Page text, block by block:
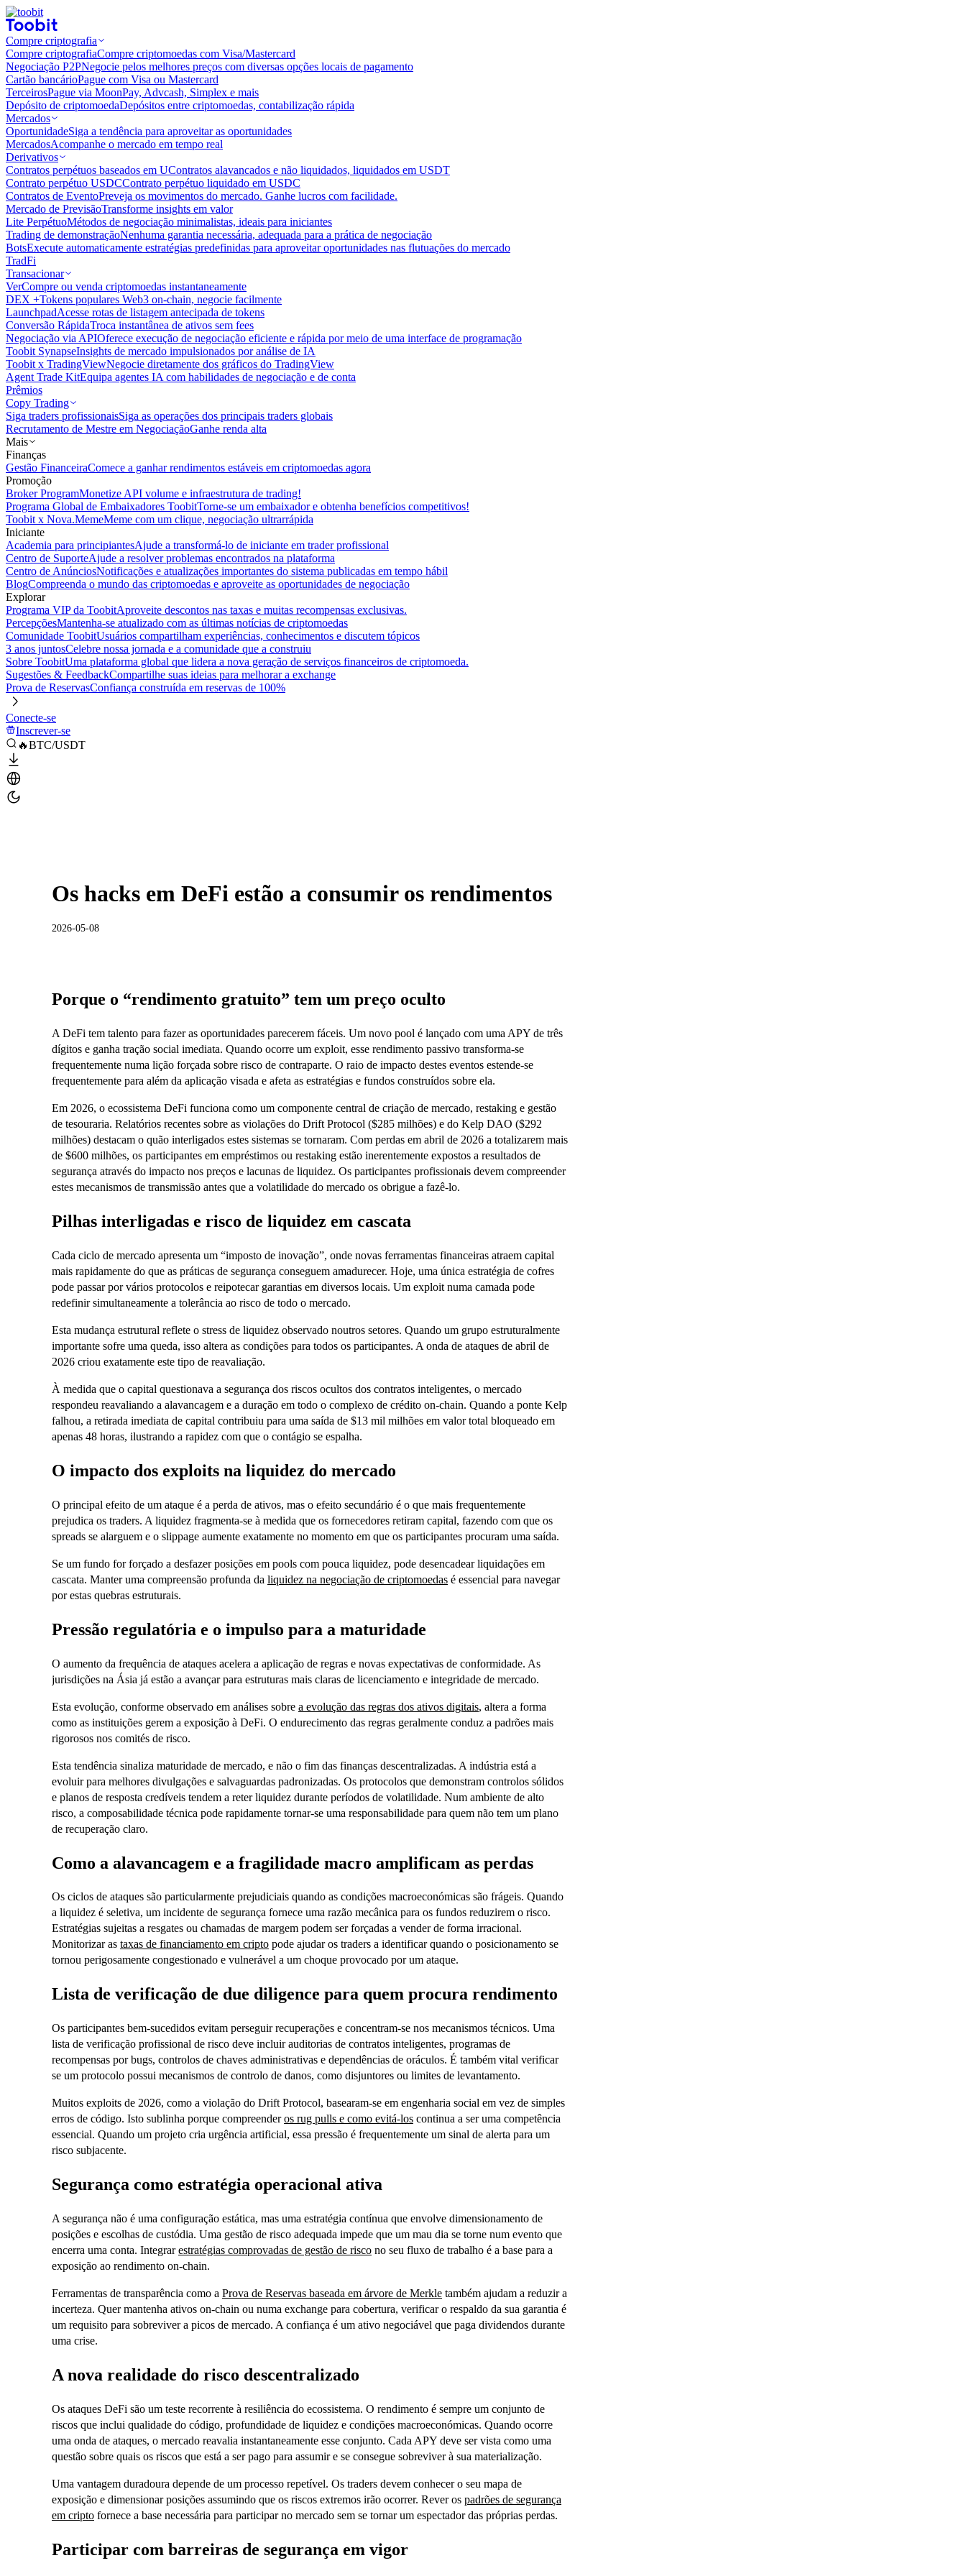
Compre criptografia
Compre criptografiaCompre criptomoedas com Visa/Mastercard
Negociação P2PNegocie pelos melhores preços com diversas opções locais de pagamento
Cartão bancárioPague com Visa ou Mastercard
TerceirosPague via MoonPay, Advcash, Simplex e mais
Depósito de criptomoedaDepósitos entre criptomoedas, contabilização rápida
Mercados
OportunidadeSiga a tendência para aproveitar as oportunidades
MercadosAcompanhe o mercado em tempo real
Derivativos
Contratos perpétuos baseados em UContratos alavancados e não liquidados, liquidados em USDT
Contrato perpétuo USDCContrato perpétuo liquidado em USDC
Contratos de EventoPreveja os movimentos do mercado. Ganhe lucros com facilidade.
Mercado de PrevisãoTransforme insights em valor
Lite PerpétuoMétodos de negociação minimalistas, ideais para iniciantes
Trading de demonstraçãoNenhuma garantia necessária, adequada para a prática de negociação
BotsExecute automaticamente estratégias predefinidas para aproveitar oportunidades nas flutuações do mercado
TradFi
Transacionar
VerCompre ou venda criptomoedas instantaneamente
DEX +Tokens populares Web3 on-chain, negocie facilmente
LaunchpadAcesse rotas de listagem antecipada de tokens
Conversão RápidaTroca instantânea de ativos sem fees
Negociação via APIOferece execução de negociação eficiente e rápida por meio de uma interface de programação
Toobit SynapseInsights de mercado impulsionados por análise de IA
Toobit x TradingViewNegocie diretamente dos gráficos do TradingView
Agent Trade KitEquipa agentes IA com habilidades de negociação e de conta
Prêmios
Copy Trading
Siga traders profissionaisSiga as operações dos principais traders globais
Recrutamento de Mestre em NegociaçãoGanhe renda alta
Mais
Finanças
Gestão FinanceiraComece a ganhar rendimentos estáveis em criptomoedas agora
Promoção
Broker ProgramMonetize API volume e infraestrutura de trading!
Programa Global de Embaixadores ToobitTorne-se um embaixador e obtenha benefícios competitivos!
Toobit x Nova.MemeMeme com um clique, negociação ultrarrápida
Iniciante
Academia para principiantesAjude a transformá-lo de iniciante em trader profissional
Centro de SuporteAjude a resolver problemas encontrados na plataforma
Centro de AnúnciosNotificações e atualizações importantes do sistema publicadas em tempo hábil
BlogCompreenda o mundo das criptomoedas e aproveite as oportunidades de negociação
Explorar
Programa VIP da ToobitAproveite descontos nas taxas e muitas recompensas exclusivas.
PercepçõesMantenha-se atualizado com as últimas notícias de criptomoedas
Comunidade ToobitUsuários compartilham experiências, conhecimentos e discutem tópicos
3 anos juntosCelebre nossa jornada e a comunidade que a construiu
Sobre ToobitUma plataforma global que lidera a nova geração de serviços financeiros de criptomoeda.
Sugestões & FeedbackCompartilhe suas ideias para melhorar a exchange
Prova de ReservasConfiança construída em reservas de 100%
Conecte-se
Inscrever-se
🔥BTC/USDT
Os hacks em DeFi estão a consumir os rendimentos
2026-05-08
Porque o “rendimento gratuito” tem um preço oculto
A DeFi tem talento para fazer as oportunidades parecerem fáceis. Um novo pool é lançado com uma APY de três
dígitos e ganha tração social imediata. Quando ocorre um exploit, esse rendimento passivo transforma-se
frequentemente numa lição forçada sobre risco de contraparte. O raio de impacto destes eventos estende-se
frequentemente para além da aplicação visada e afeta as estratégias e fundos construídos sobre ela.
Em 2026, o ecossistema DeFi funciona como um componente central de criação de mercado, restaking e gestão
de tesouraria. Relatórios recentes sobre as violações do Drift Protocol ($285 milhões) e do Kelp DAO ($292
milhões) destacam o quão interligados estes sistemas se tornaram. Com perdas em abril de 2026 a totalizarem mais
de $600 milhões, os participantes em empréstimos ou restaking estão inerentemente expostos a resultados de
segurança através do impacto nos preços e lacunas de liquidez. Os participantes profissionais devem compreender
estes mecanismos de transmissão antes que a volatilidade do mercado os obrigue a fazê-lo.
Pilhas interligadas e risco de liquidez em cascata
Cada ciclo de mercado apresenta um “imposto de inovação”, onde novas ferramentas financeiras atraem capital
mais rapidamente do que as práticas de segurança conseguem amadurecer. Hoje, uma única estratégia de cofres
pode passar por vários protocolos e reipotecar garantias em diversos locais. Um exploit numa camada pode
redefinir simultaneamente a tolerância ao risco de todo o mercado.
Esta mudança estrutural reflete o stress de liquidez observado noutros setores. Quando um grupo estruturalmente
importante sofre uma queda, isso altera as condições para todos os participantes. A onda de ataques de abril de
2026 criou exatamente este tipo de reavaliação.
À medida que o capital questionava a segurança dos riscos ocultos dos contratos inteligentes, o mercado
respondeu reavaliando a alavancagem e a duração em todo o complexo de crédito on-chain. Quando a ponte Kelp
falhou, a retirada imediata de capital contribuiu para uma saída de $13 mil milhões em valor total bloqueado em
apenas 48 horas, ilustrando a rapidez com que o contágio se espalha.
O impacto dos exploits na liquidez do mercado
O principal efeito de um ataque é a perda de ativos, mas o efeito secundário é o que mais frequentemente
prejudica os traders. A liquidez fragmenta-se à medida que os fornecedores retiram capital, fazendo com que os
spreads se alarguem e o slippage aumente exatamente no momento em que os participantes procuram uma saída.
Se um fundo for forçado a desfazer posições em pools com pouca liquidez, pode desencadear liquidações em
cascata. Manter uma compreensão profunda da liquidez na negociação de criptomoedas é essencial para navegar
por estas quebras estruturais.
Pressão regulatória e o impulso para a maturidade
O aumento da frequência de ataques acelera a aplicação de regras e novas expectativas de conformidade. As
jurisdições na Ásia já estão a avançar para estruturas mais claras de licenciamento e integridade de mercado.
Esta evolução, conforme observado em análises sobre a evolução das regras dos ativos digitais, altera a forma
como as instituições gerem a exposição à DeFi. O endurecimento das regras geralmente conduz a padrões mais
rigorosos nos comités de risco.
Esta tendência sinaliza maturidade de mercado, e não o fim das finanças descentralizadas. A indústria está a
evoluir para melhores divulgações e salvaguardas padronizadas. Os protocolos que demonstram controlos sólidos
e planos de resposta credíveis tendem a reter liquidez durante períodos de volatilidade. Num ambiente de alto
risco, a composabilidade técnica pode rapidamente tornar-se uma responsabilidade para quem não tem um plano
de recuperação claro.
Como a alavancagem e a fragilidade macro amplificam as perdas
Os ciclos de ataques são particularmente prejudiciais quando as condições macroeconómicas são frágeis. Quando
a liquidez é seletiva, um incidente de segurança fornece uma razão mecânica para os fundos reduzirem o risco.
Estratégias sujeitas a resgates ou chamadas de margem podem ser forçadas a vender de forma irracional.
Monitorizar as taxas de financiamento em cripto pode ajudar os traders a identificar quando o posicionamento se
tornou perigosamente congestionado e vulnerável a um choque provocado por um ataque.
Lista de verificação de due diligence para quem procura rendimento
Os participantes bem-sucedidos evitam perseguir recuperações e concentram-se nos mecanismos técnicos. Uma
lista de verificação profissional de risco deve incluir auditorias de contratos inteligentes, programas de
recompensas por bugs, controlos de chaves administrativas e dependências de oráculos. É também vital verificar
se um protocolo possui mecanismos de controlo de danos, como disjuntores ou limites de levantamento.
Muitos exploits de 2026, como a violação do Drift Protocol, basearam-se em engenharia social em vez de simples
erros de código. Isto sublinha porque compreenderos rug pulls e como evitá-los continua a ser uma competência
essencial. Quando um projeto cria urgência artificial, essa pressão é frequentemente um sinal de alerta para um
risco subjacente.
Segurança como estratégia operacional ativa
A segurança não é uma configuração estática, mas uma estratégia contínua que envolve dimensionamento de
posições e escolhas de custódia. Uma gestão de risco adequada impede que um mau dia se torne num evento que
encerra uma conta. Integrarestratégias comprovadas de gestão de risco no seu fluxo de trabalho é a base para a
exposição ao rendimento on-chain.
Ferramentas de transparência como a Prova de Reservas baseada em árvore de Merkle também ajudam a reduzir a
incerteza. Quer mantenha ativos on-chain ou numa exchange para cobertura, verificar o respaldo da sua garantia é
um requisito para sobreviver a picos de mercado. A confiança é um ativo negociável que paga dividendos durante
uma crise.
A nova realidade do risco descentralizado
Os ataques DeFi são um teste recorrente à resiliência do ecossistema. O rendimento é sempre um conjunto de
riscos que inclui qualidade do código, profundidade de liquidez e condições macroeconómicas. Quando ocorre
uma onda de ataques, o mercado reavalia instantaneamente esse conjunto. Cada APY deve ser vista como uma
questão sobre quais os riscos que está a ser pago para assumir e se consegue sobreviver à sua materialização.
Uma vantagem duradoura depende de um processo repetível. Os traders devem conhecer o seu mapa de
exposição e dimensionar posições assumindo que os riscos extremos irão ocorrer. Rever os padrões de segurança
em cripto fornece a base necessária para participar no mercado sem se tornar um espectador das próprias perdas.
Participar com barreiras de segurança em vigor